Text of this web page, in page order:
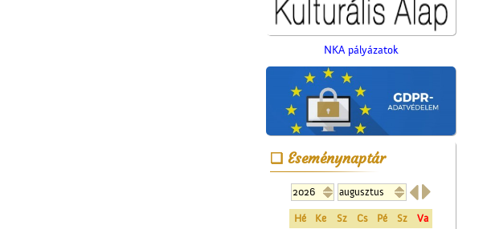
NKA pályázatok
Eseménynaptár

Hé Ke Sz Cs Pé Sz
Va
Az Ofotért